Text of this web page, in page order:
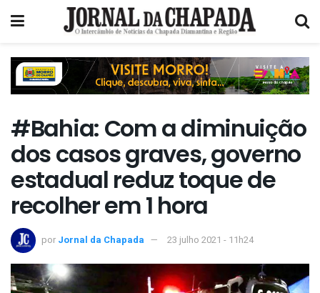
#Bahia: Com a diminuição
dos casos graves, governo
estadual reduz toque de
recolher em 1 hora
por Jornal da Chapada 23 julho 2021 - 11h24